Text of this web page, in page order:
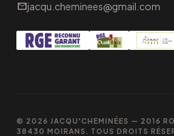
mailjacqu.cheminees@gmail.com
© 2026 JACQU'CHEMINÉES — 2016
38430 MOIRANS. TOUS DROITS